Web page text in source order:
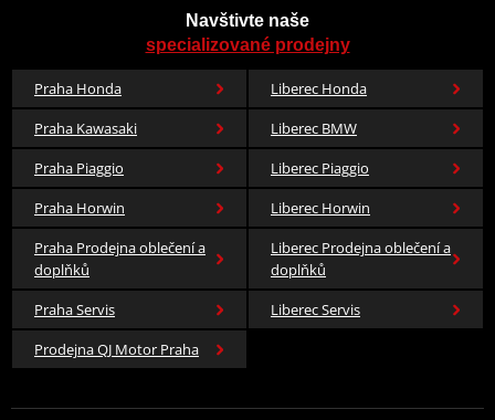
Navštivte naše
specializované prodejny
Praha Honda
Liberec Honda
Praha Kawasaki
Liberec BMW
Praha Piaggio
Liberec Piaggio
Praha Horwin
Liberec Horwin
Praha Prodejna oblečení a
doplňků
Liberec Prodejna oblečení a
doplňků
Praha Servis
Liberec Servis
Prodejna QJ Motor Praha